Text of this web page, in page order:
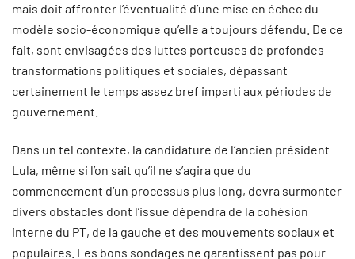
mais doit affronter l’éventualité d’une mise en échec du
modèle socio-économique qu’elle a toujours défendu. De ce
fait, sont envisagées des luttes porteuses de profondes
transformations politiques et sociales, dépassant
certainement le temps assez bref imparti aux périodes de
gouvernement.
Dans un tel contexte, la candidature de l’ancien président
Lula, même si l’on sait qu’il ne s’agira que du
commencement d’un processus plus long, devra surmonter
divers obstacles dont l’issue dépendra de la cohésion
interne du PT, de la gauche et des mouvements sociaux et
populaires. Les bons sondages ne garantissent pas pour